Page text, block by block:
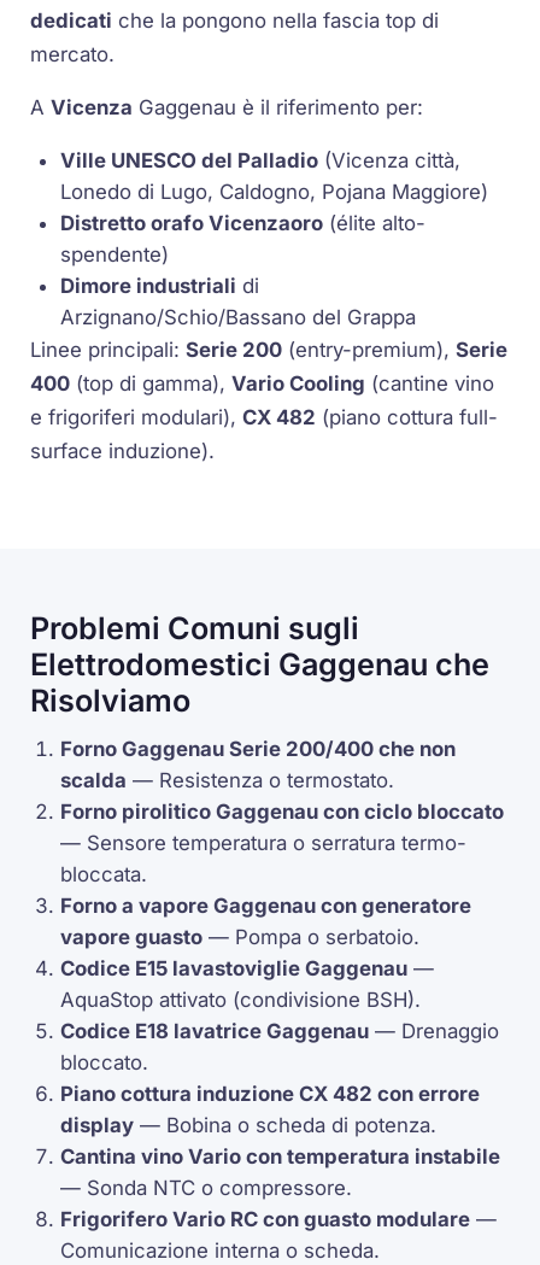
dedicati che la pongono nella fascia top di
mercato.
AVicenza Gaggenau è il riferimento per:
Ville UNESCO del Palladio (Vicenza città,
Lonedo di Lugo, Caldogno, Pojana Maggiore)
Distretto orafo Vicenzaoro (élite alto-
spendente)
Dimore industriali di
Arzignano/Schio/Bassano del Grappa
Linee principali:Serie 200 (entry-premium),Serie
400 (top di gamma),Vario Cooling (cantine vino
e frigoriferi modulari),CX 482 (piano cottura full-
surface induzione).
Problemi Comuni sugli
Elettrodomestici Gaggenau che
Risolviamo
Forno Gaggenau Serie 200/400 che non
scalda — Resistenza otermostato.
Forno pirolitico Gaggenau con ciclo bloccato
— Sensore temperatura o serratura termo-
bloccata.
Forno a vapore Gaggenau con generatore
vapore guasto — Pompa o serbatoio.
Codice E15 lavastoviglie Gaggenau —
AquaStop attivato (condivisione BSH).
Codice E18 lavatrice Gaggenau — Drenaggio
bloccato.
Piano cottura induzioneCX 482 con errore
display — Bobina o scheda di potenza.
Cantina vino Vario con temperatura instabile
— Sonda NTC o compressore.
Frigorifero Vario RC con guasto modulare —
Comunicazione interna o scheda.